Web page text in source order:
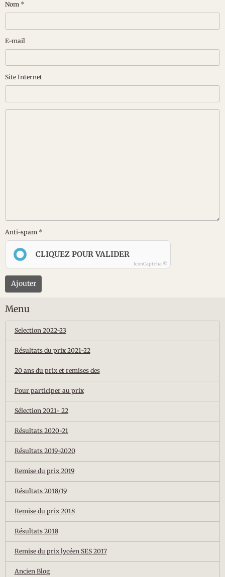
Nom
E-mail
Site Internet
Anti-spam
CLIQUEZ POUR VALIDER
IconCaptcha ©
Ajouter
Menu
Selection 2022-23
Résultats du prix 2021-22
20 ans du prix et remises des
Pour participer au prix
Sélection 2021- 22
Résultats 2020-21
Résultats 2019-2020
Remise du prix 2019
Résultats 2018/19
Remise du prix 2018
Résultats 2018
Remise du prix lycéen SES 2017
Ancien Blog